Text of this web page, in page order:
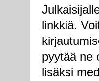
linkkiä.
pyytää ne
lisäksi